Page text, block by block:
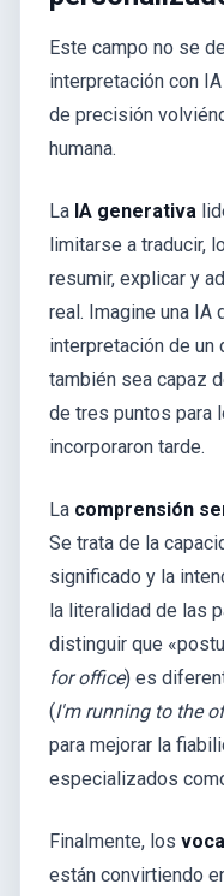
Este campo no se
interpretación con
de precisión
humana.
La IA generativa
limitarse a traducir,
resumir, explicar y
real. Imagine una IA
interpretación de un
también sea capaz
de tres puntos para
incorporaron tarde.
La comprensión
Se trata de la
significado y la
la literalidad de las
distinguir que
for office) es
(I'm running to the
para mejorar la
especializados
Finalmente, los
están convirtiendo